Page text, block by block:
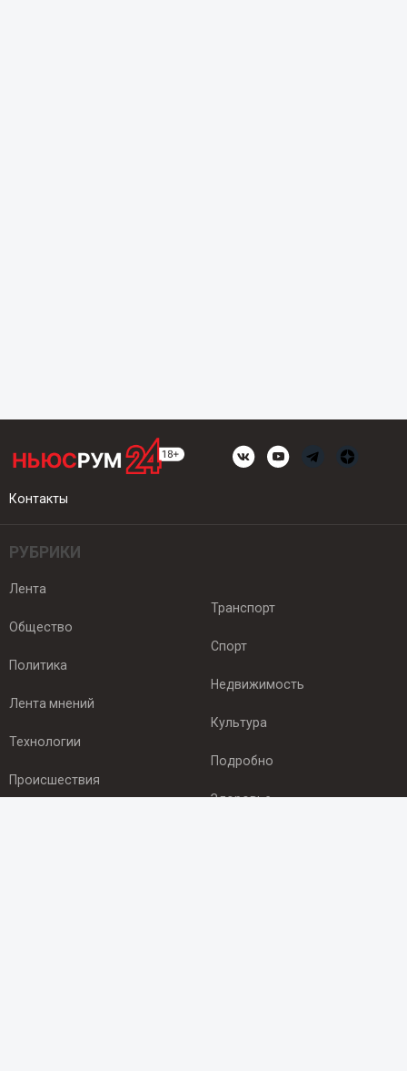
Контакты
РУБРИКИ
Лента
Общество
Политика
Лента мнений
Технологии
Происшествия
Транспорт
Спорт
Недвижимость
Культура
Подробно
Здоровье